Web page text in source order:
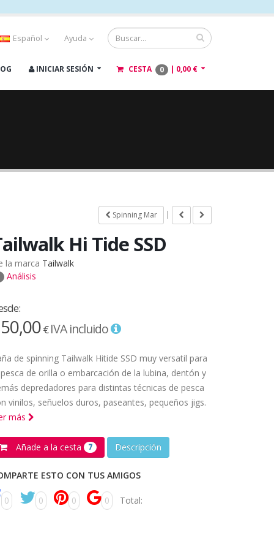
Español Ayuda
INICIAR SESIÓN CESTA 0 | 0,00 €
Spinning Mar |
Hi Tide SSD
la marca Tailwalk
Análisis
€IVA incluido
de spinning Tailwalk Hitide SSD muy versatil para
de orilla o embarcación de la lubina, dentón y
depredadores para distintas técnicas de pesca
vinilos, señuelos duros, paseantes, pequeños jigs.
más
Añade a la cesta 7 Descripción
ESTO CON TUS AMIGOS
0 0 0 0 Total: